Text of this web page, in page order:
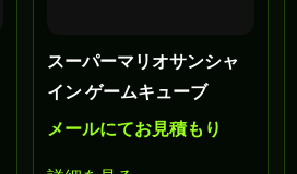
スーパーマリオサンシャ
イン ゲームキューブ
メールにてお見積もり